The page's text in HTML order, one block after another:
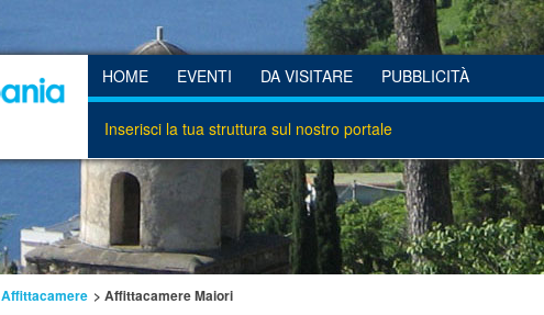
HOME EVENTI DA VISITARE PUBBLICITÀ
Inserisci la tua struttura sul nostro portale
Affittacamere > Affittacamere Maiori